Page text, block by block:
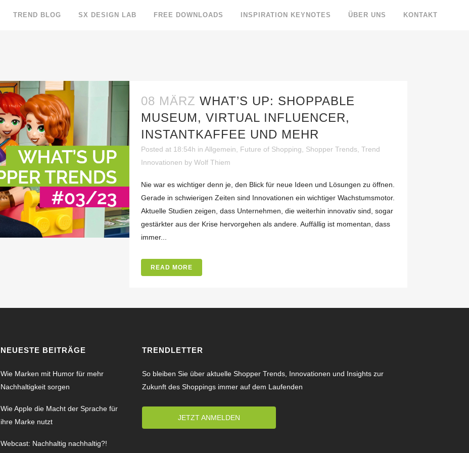
TREND BLOG SX DESIGN LAB FREE DOWNLOADS INSPIRATION KEYNOTES ÜBER UNS KONTAKT
08 MÄRZ WHAT’S UP: SHOPPABLE
MUSEUM, VIRTUAL INFLUENCER,
INSTANTKAFFEE UND MEHR
Posted at 18:54h in Allgemein Future of Shopping Shopper Trends Trend
Innovationen by Wolf Thiem
Nie war es wichtiger denn je, den Blick für neue Ideen und Lösungen zu öffnen.
Gerade in schwierigen Zeiten sind Innovationen ein wichtiger Wachstumsmotor.
Aktuelle Studien zeigen, dass Unternehmen, die weiterhin innovativ sind, sogar
gestärkter aus der Krise hervorgehen als andere. Auffällig ist momentan, dass
immer...
READ MORE
NEUESTE BEITRÄGE
Wie Marken mit Humor für mehr
Nachhaltigkeit sorgen
Wie Apple die Macht der Sprache für
ihre Marke nutzt
Webcast: Nachhaltig nachhaltig?!
TRENDLETTER
So bleiben Sie über aktuelle Shopper Trends, Innovationen und Insights zur
Zukunft des Shoppings immer auf dem Laufenden
JETZT ANMELDEN